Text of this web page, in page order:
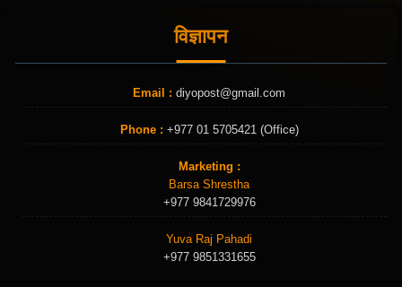
विज्ञापन
Email : diyopost@gmail.com
Phone : +977 01 5705421 (Office)
Marketing :
Barsa Shrestha
+977 9841729976
Yuva Raj Pahadi
+977 9851331655